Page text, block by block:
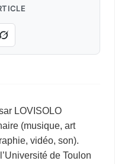
LOVISOLO
(musique, art
vidéo, son).
de Toulon